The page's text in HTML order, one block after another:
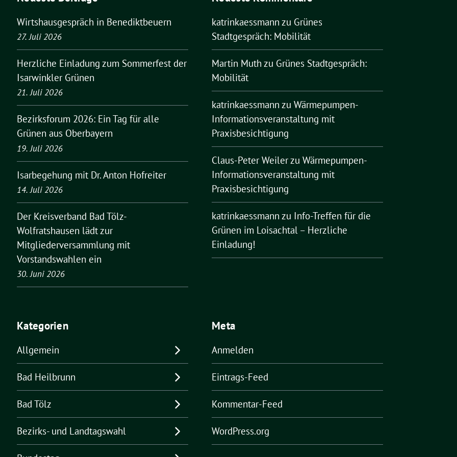
Wirtshausgespräch in Benediktbeuern
27. Juli 2026
Herzliche Einladung zum Sommerfest der
Isarwinkler Grünen
21. Juli 2026
Bezirksforum 2026: Ein Tag für alle
Grünen aus Oberbayern
19. Juli 2026
Isarbegehung mit Dr. Anton Hofreiter
14. Juli 2026
Der Kreisverband Bad Tölz-
Wolfratshausen lädt zur
Mitgliederversammlung mit
Vorstandswahlen ein
30. Juni 2026
katrinkaessmann zu Grünes
Stadtgespräch: Mobilität
Martin Muth zu Grünes Stadtgespräch:
Mobilität
katrinkaessmann zu Wärmepumpen-
Informationsveranstaltung mit
Praxisbesichtigung
Claus-Peter Weilerzu Wärmepumpen-
Informationsveranstaltung mit
Praxisbesichtigung
katrinkaessmann zu Info-Treffen für die
Grünen im Loisachtal – Herzliche
Einladung!
Kategorien
Allgemein
Bad Heilbrunn
Bad Tölz
Bezirks- und Landtagswahl
Meta
Anmelden
Eintrags-Feed
Kommentar-Feed
WordPress.org